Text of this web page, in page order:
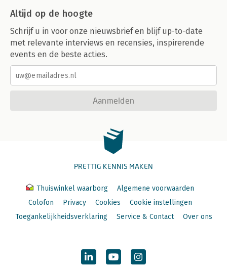
Altijd op de hoogte
Schrijf u in voor onze nieuwsbrief en blijf up-to-date
met relevante interviews en recensies, inspirerende
events en de beste acties.
Aanmelden
PRETTIG KENNIS MAKEN
Thuiswinkel waarborg
Algemene voorwaarden
Colofon
Privacy Cookies
Cookie instellingen
Toegankelijkheidsverklaring
Service & Contact Over ons